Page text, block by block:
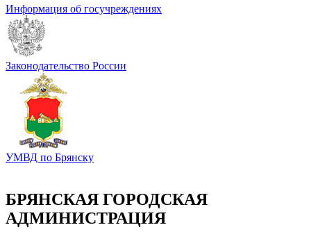
Информация об госучреждениях
Законодательство России
УМВД по Брянску
БРЯНСКАЯ ГОРОДСКАЯ
АДМИНИСТРАЦИЯ